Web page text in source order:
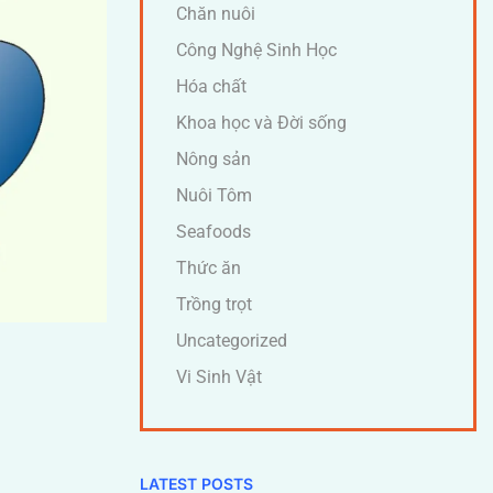
Chăn nuôi
Công Nghệ Sinh Học
Hóa chất
Khoa học và Đời sống
Nông sản
Nuôi Tôm
Seafoods
Thức ăn
Trồng trọt
Uncategorized
Vi Sinh Vật
LATEST POSTS